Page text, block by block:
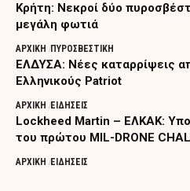
Κρήτη: Νεκροί δύο
μεγάλη φωτιά
ΑΡΧΙΚΗ ΠΥΡΟΣΒΕΣΤΙΚΗ
ΕΛΔΥΣΑ: Νέες καταρρίψεις
Ελληνικούς Patriot
ΑΡΧΙΚΗ ΕΙΔΗΣΕΙΣ
Lockheed Martin – ΕΛΚΑΚ:
του πρώτου MIL-DRONE
ΑΡΧΙΚΗ ΕΙΔΗΣΕΙΣ